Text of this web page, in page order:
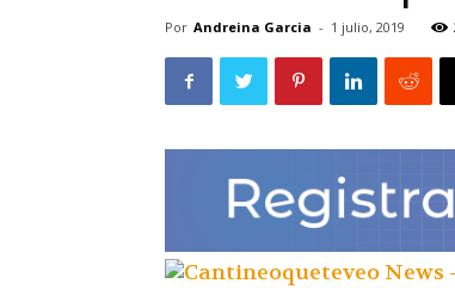
Por Andreina Garcia - 1 julio, 2019